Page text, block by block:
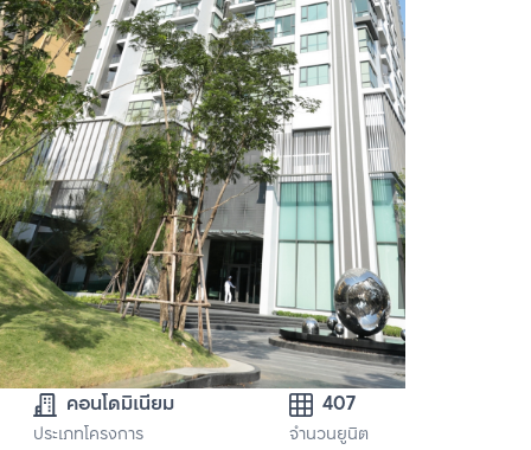
คอนโดมิเนียม
ประเภทโครงการ
407
จำนวนยูนิต